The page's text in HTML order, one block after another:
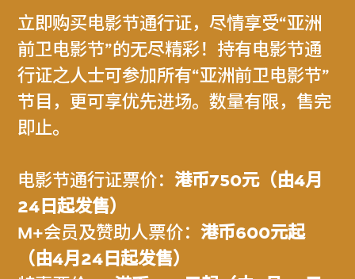
立即购买电影节通行证，尽情享受“亚洲
前卫电影节”的无尽精彩！持有电影节通
行证之人士可参加所有“亚洲前卫电影节”
节目，更可享优先进场。数量有限，售完
即止。
电影节通行证票价：港币750元（由4月
24日起发售）
M+会员及赞助人票价：港币600元起
（由4月24日起发售）